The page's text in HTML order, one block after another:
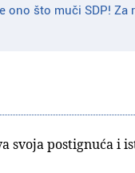
ono što muči SDP! Za
svoja postignuća i